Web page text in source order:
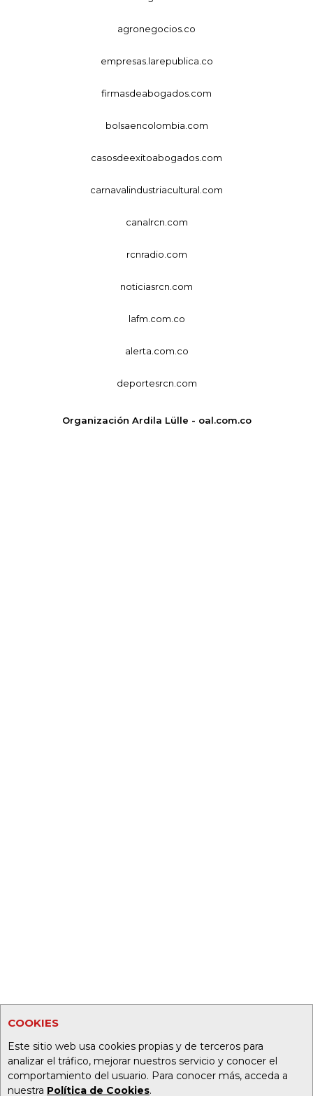
COOKIES
Este sitio web usa cookies propias y de terceros para
analizar el tráfico, mejorar nuestros servicio y conocer el
comportamiento del usuario. Para conocer más, acceda a
nuestra Política de Cookies.
agronegocios.co
empresas.larepublica.co
firmasdeabogados.com
bolsaencolombia.com
casosdeexitoabogados.com
carnavalindustriacultural.com
canalrcn.com
rcnradio.com
noticiasrcn.com
lafm.com.co
alerta.com.co
deportesrcn.com
Organización Ardila Lülle - oal.com.co